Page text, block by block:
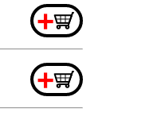
+
+